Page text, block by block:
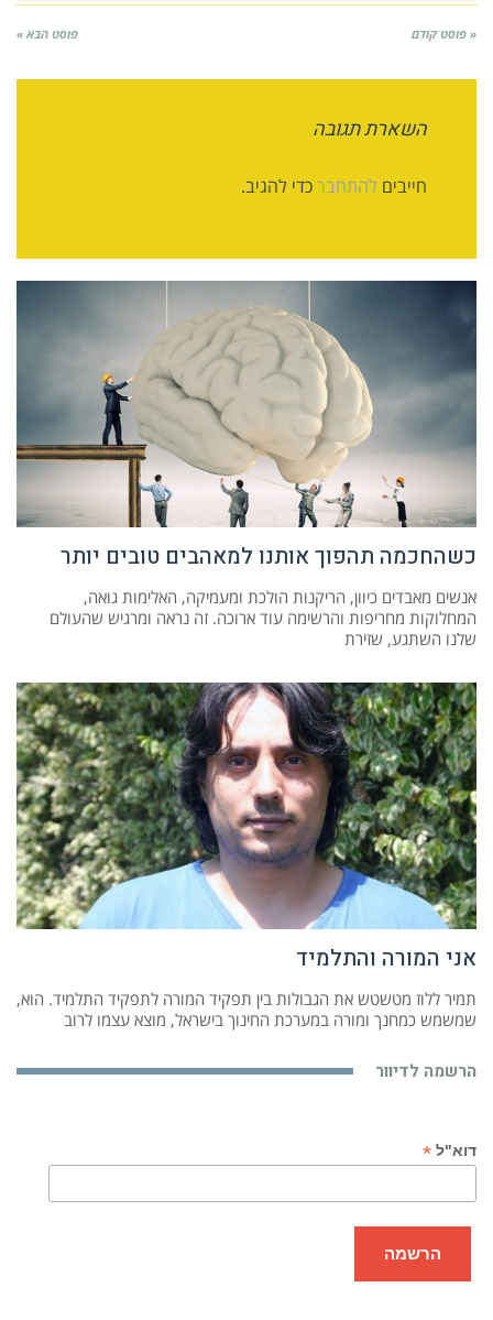
« פוסט קודם פוסט הבא »
השארת תגובה
חייבים להתחברכדי להגיב.
כשהחכמה תהפוך אותנו למאהבים טובים יותר
אנשים מאבדים כיוון, הריקנות הולכת ומעמיקה, האלימות גואה,
המחלוקות מחריפות והרשימה עוד ארוכה. זה נראה ומרגיש שהעולם
שלנו השתגע, שזירת
אני המורה והתלמיד
תמיר ללוז מטשטש את הגבולות בין תפקיד המורה לתפקיד התלמיד. הוא,
שמשמש כמחנך ומורה במערכת החינוך בישראל, מוצא עצמו לרוב
הרשמה לדיוור
דוא"ל *